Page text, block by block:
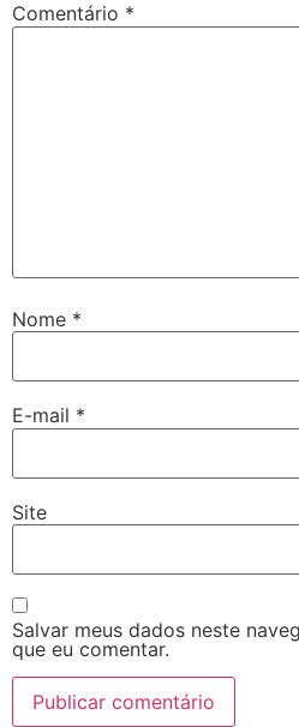
Comentário *
Nome *
E-mail *
Site
Salvar meus dados neste
que eu comentar.